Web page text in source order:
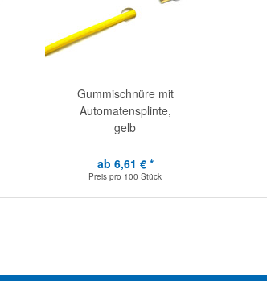
Gummischnüre mit
Automatensplinte,
gelb
ab 6,61 € *
Preis pro 100 Stück